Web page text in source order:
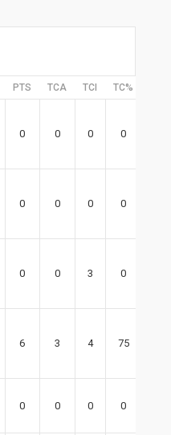
PTS TCA TCI TC%
0 0 0 0
0 0 0 0
0 0 3 0
6 3 4 75
0 0 0 0